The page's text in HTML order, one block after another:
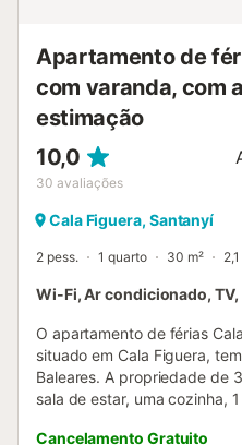
Apartamento de
com varanda, com
estimação
10,0
30 avaliações
Cala Figuera, Santanyí
2 pess. 1 quarto 30 m²
Wi-Fi, Ar condicionado, TV,
O apartamento de férias
situado em Cala Figuera,
Baleares. A propriedade de
sala de estar, uma cozinha,
Cancelamento Gratuito